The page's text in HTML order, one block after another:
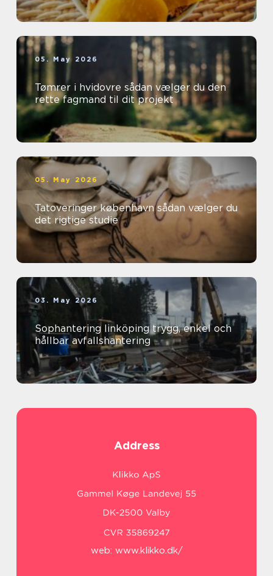
05. May 2026
Tømrer i hvidovre sådan vælger du den
rette fagmand til dit projekt
05. May 2026
Tatoveringer københavn sådan vælger du
det rigtige studie
03. May 2026
Sophantering linköping trygg, enkel och
hållbar avfallshantering
Address
web: www.klikko.dk/